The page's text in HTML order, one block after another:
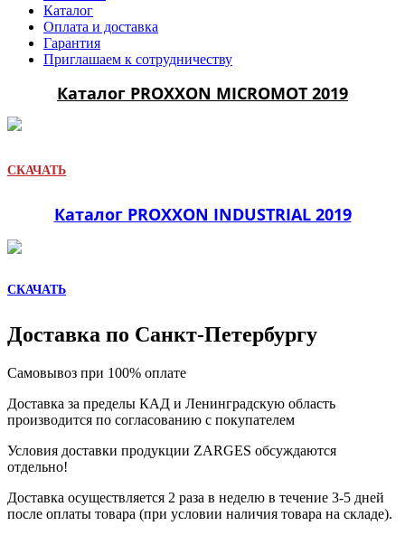
Каталог
Оплата и доставка
Гарантия
Приглашаем к сотрудничеству
Каталог PROXXON MICROMOT 2019
СКАЧАТЬ
Каталог PROXXON INDUSTRIAL 2019
СКАЧАТЬ
Доставка по Санкт-Петербургу
Самовывоз при 100% оплате
Доставка за пределы КАД и Ленинградскую область
производится по согласованию с покупателем
Условия доставки продукции ZARGES обсуждаются
отдельно!
Доставка осуществляется 2 раза в неделю в течение 3-5 дней
после оплаты товара (при условии наличия товара на складе).